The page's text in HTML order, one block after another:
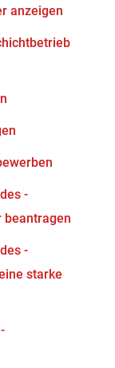
anzeigen
-
beantragen
-
starke